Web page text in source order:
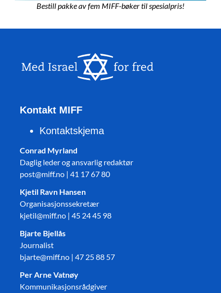
Bestill pakke av fem MIFF-bøker til spesialpris!
Kontakt MIFF
Kontaktskjema
Conrad Myrland
Daglig leder og ansvarlig redaktør
post@miff.no | 41 17 67 80
Kjetil Ravn Hansen
Organisasjonssekretær
kjetil@miff.no | 45 24 45 98
Bjarte Bjellås
Journalist
bjarte@miff.no | 47 25 88 57
Per Arne Vatnøy
Kommunikasjonsrådgiver